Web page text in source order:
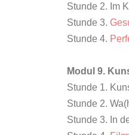
Stunde 2. Im
Stunde 3.
Stunde 4.
Modul 9.
Stunde 1.
Stunde 2.
Stunde 3. In